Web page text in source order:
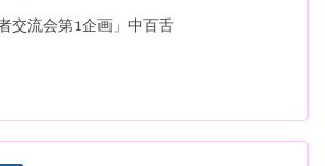
交流会第1企画」中百舌